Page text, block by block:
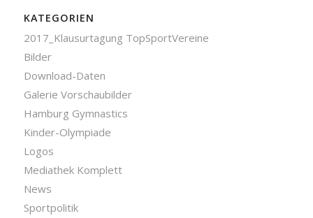
KATEGORIEN
2017_Klausurtagung TopSportVereine
Bilder
Download-Daten
Galerie Vorschaubilder
Hamburg Gymnastics
Kinder-Olympiade
Logos
Mediathek Komplett
News
Sportpolitik